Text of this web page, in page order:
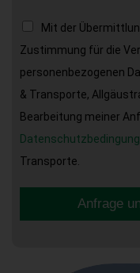
Mit der
Zustimmung für die
personenbezogenen
& Transporte,
Bearbeitung meiner
Transporte.
Anfrage